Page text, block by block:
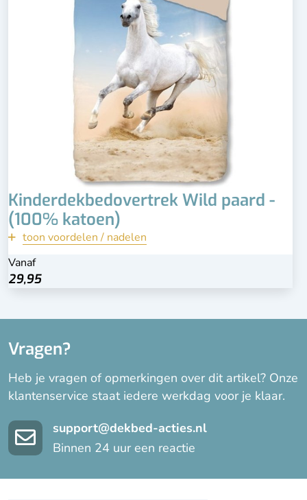
Kinderdekbedovertrek Wild paard -
(100% katoen)
toon voordelen / nadelen
Vanaf
29,95
onjuist opvolgen van wasvoorschrift
Kleuren kunnen na langdurig gebruik vervagen
Bekijk
Vragen?
Heb je vragen of opmerkingen over dit artikel? Onze
klantenservice staat iedere werkdag voor je klaar.
support@dekbed-acties.nl
Binnen 24 uur een reactie